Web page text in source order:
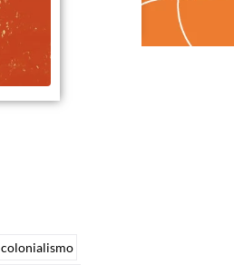
colonialismo